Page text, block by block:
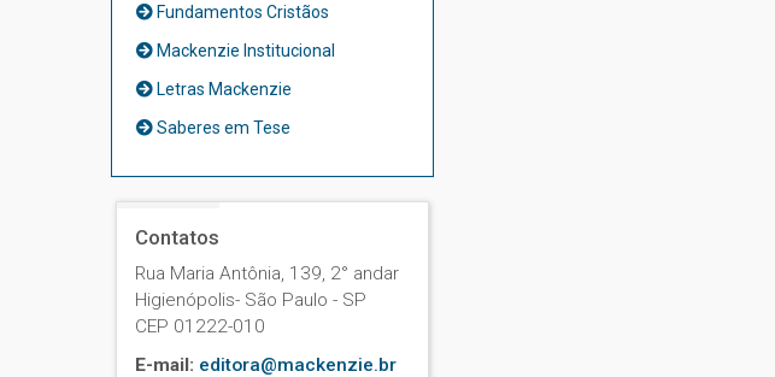
Fundamentos Cristãos
Mackenzie Institucional
Letras Mackenzie
Saberes em Tese
Contatos
Rua Maria Antônia, 139, 2° andar
Higienópolis- São Paulo - SP
CEP 01222-010
E-mail: editora@mackenzie.br